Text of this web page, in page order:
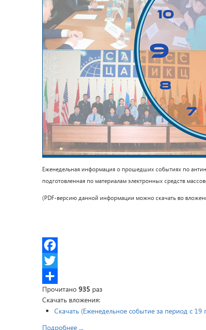
Еженедельная информация о прошедших событиях по
подготовленная по материалам электронных средств
(PDF-версию данной информации можно скачать во
Facebook
Twitter
Share
Прочитано 935 раз
Скачать вложения:
Скачать (Еженедельное событие за период с 19
Подробнее ...